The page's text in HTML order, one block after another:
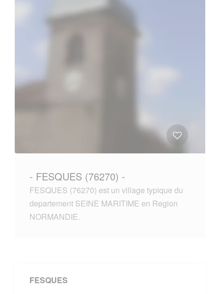
- FESQUES (76270) -
FESQUES (76270) est un village typique du
departement SEINE MARITIME en Region
NORMANDIE.
FESQUES